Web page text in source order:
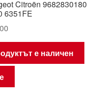
Citroën 9682830180
6351FE
е наличен